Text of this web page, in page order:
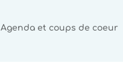
Agenda et coups de coeur